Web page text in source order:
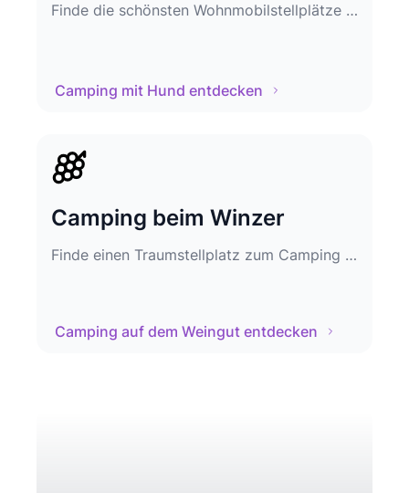
Finde die schönsten Wohnmobilstellplätze zum Camping mit Hund
Camping mit Hund entdecken
Camping beim Winzer
Finde einen Traumstellplatz zum Camping auf dem Weingut
Camping auf dem Weingut entdecken